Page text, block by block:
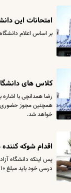
امتحانات این
بر اساس اعلام دانشگاه آزاد اسلامی،
کلاس های
رضا همدانچی با
خواهد شد.
اقدام شوکه
پس اینکه دانشگاه
درسی خود باید مبلغ ۱۰ هزار تومان پرداخت کنند.